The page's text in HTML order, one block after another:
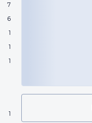
7
6
1
1
1
1